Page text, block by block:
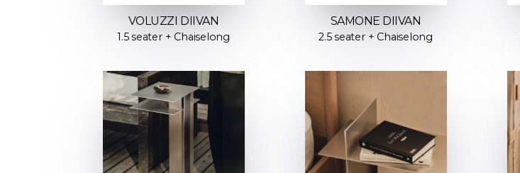
VOLUZZI DIIVAN
1.5 seater + Chaiselong
SAMONE DIIVAN
2.5 seater + Chaiselong